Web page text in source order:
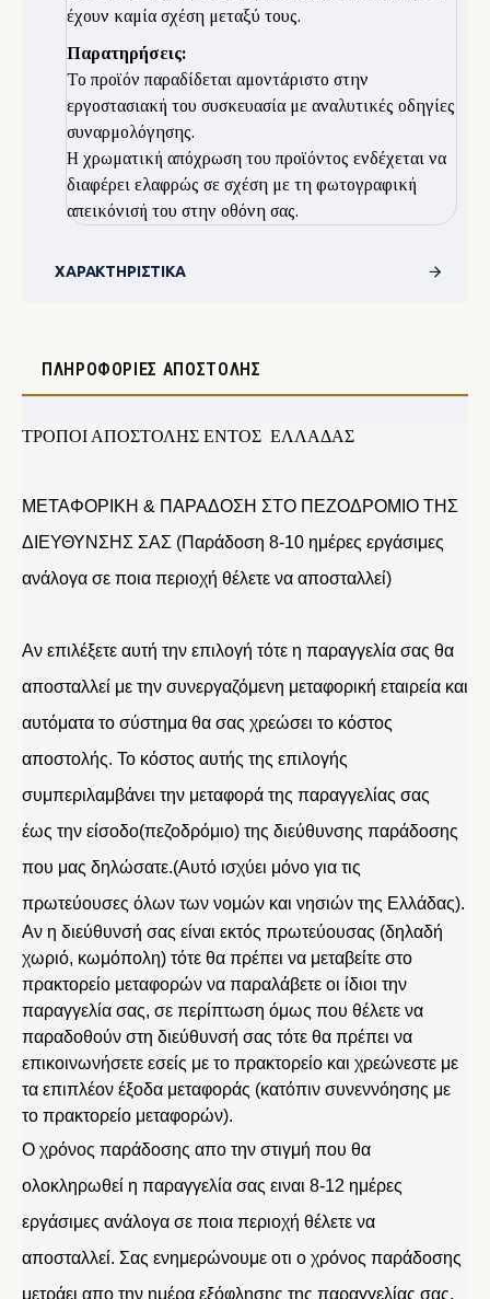
έχουν καμία σχέση μεταξύ τους.
Παρατηρήσεις:
Το προϊόν παραδίδεται αμοντάριστο στην
εργοστασιακή του συσκευασία με αναλυτικές οδηγίες
συναρμολόγησης.
Η χρωματική απόχρωση του προϊόντος ενδέχεται να
διαφέρει ελαφρώς σε σχέση με τη φωτογραφική
απεικόνισή του στην οθόνη σας.
ΧΑΡΑΚΤΗΡΙΣΤΙΚΆ
ΠΛΗΡΟΦΟΡΊΕΣ ΑΠΟΣΤΟΛΉΣ
ΤΡΟΠΟΙ ΑΠΟΣΤΟΛΗΣ ΕΝΤΟΣ ΕΛΛΑΔΑΣ
ΜΕΤΑΦΟΡΙΚΗ & ΠΑΡΑΔΟΣΗ ΣΤΟ ΠΕΖΟΔΡΟΜΙΟ ΤΗΣ
ΔΙΕΥΘΥΝΣΗΣ ΣΑΣ (Παράδοση 8-10 ημέρες εργάσιμες
ανάλογα σε ποια περιοχή θέλετε να αποσταλλεί)
Αν επιλέξετε αυτή την επιλογή τότε η παραγγελία σας θα
αποσταλλεί με την συνεργαζόμενη μεταφορική εταιρεία και
αυτόματα το σύστημα θα σας χρεώσει το κόστος
αποστολής. Το κόστος αυτής της επιλογής
συμπεριλαμβάνει την μεταφορά της παραγγελίας σας
έως την είσοδο(πεζοδρόμιο) της διεύθυνσης παράδοσης
που μας δηλώσατε.(Αυτό ισχύει μόνο για τις
πρωτεύουσες όλων των νομών και νησιών της Ελλάδας).
Αν η διεύθυνσή σας είναι εκτός πρωτεύουσας (δηλαδή
χωριό, κωμόπολη) τότε θα πρέπει να μεταβείτε στο
πρακτορείο μεταφορών να παραλάβετε οι ίδιοι την
παραγγελία σας, σε περίπτωση όμως που θέλετε να
παραδοθούν στη διεύθυνσή σας τότε θα πρέπει να
επικοινωνήσετε εσείς με το πρακτορείο και χρεώνεστε με
τα επιπλέον έξοδα μεταφοράς (κατόπιν συνεννόησης με
το πρακτορείο μεταφορών).
Ο χρόνος παράδοσης απο την στιγμή που θα
ολοκληρωθεί η παραγγελία σας ειναι 8-12 ημέρες
εργάσιμες ανάλογα σε ποια περιοχή θέλετε να
αποσταλλεί. Σας ενημερώνουμε οτι ο χρόνος παράδοσης
μετράει απο την ημέρα εξόφλησης της παραγγελίας σας.